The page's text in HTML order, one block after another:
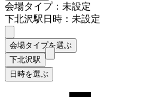
会場タイプ：未設定
下北沢駅日時：未設定
会場タイプを選ぶ
下北沢駅
日時を選ぶ